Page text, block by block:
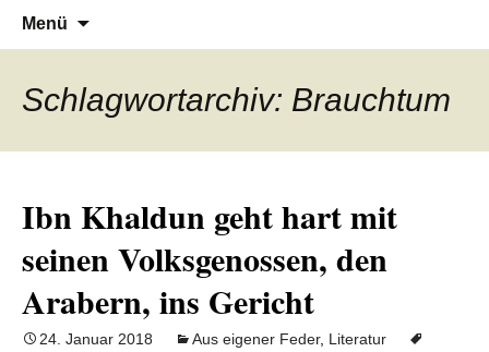
Al-Adala.de
Denn die Gerechtigkeit ist die Grundlage
von allem
Menü
Schlagwortarchiv: Brauchtum
Ibn Khaldun geht hart mit
seinen Volksgenossen, den
Arabern, ins Gericht
24. Januar 2018 Aus eigener Feder, Literatur